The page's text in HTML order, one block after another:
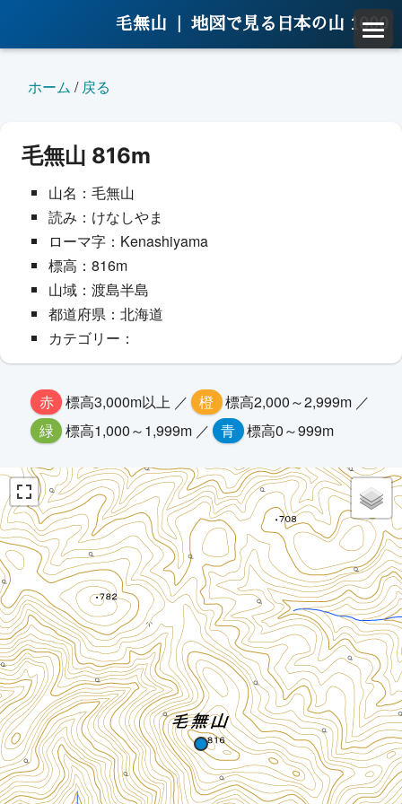
毛無山 | 地図で見る日本の山 1000
ホーム /戻る
毛無山 816m
山名：毛無山
読み：けなしやま
ローマ字：Kenashiyama
標高：816m
山域：渡島半島
都道府県：北海道
カテゴリー：
赤 標高3,000m以上 ／ 橙
標高2,000～2,999m ／
緑 標高1,000～1,999m ／ 青 標高0～999m